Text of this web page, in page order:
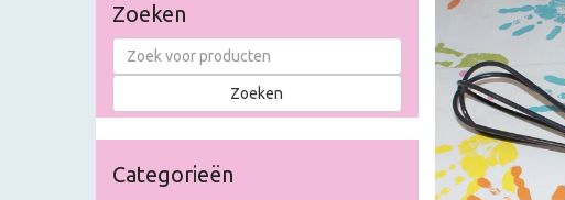
Zoeken
Categorieën